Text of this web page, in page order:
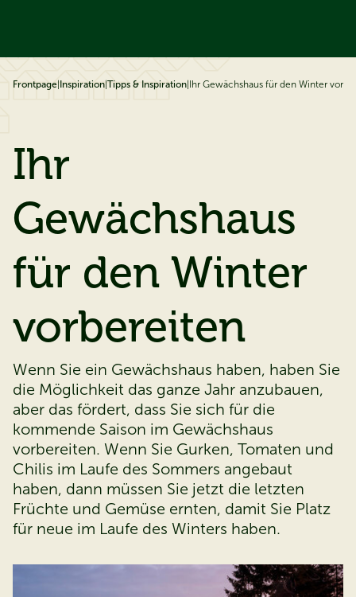
Frontpage Inspiration Tipps & Inspiration Ihr Gewächshaus für den Winter
Ihr
Gewächshaus
für den Winter
vorbereiten
Wenn Sie ein Gewächshaus haben, haben Sie
die Möglichkeit das ganze Jahr anzubauen,
aber das fördert, dass Sie sich für die
kommende Saison im Gewächshaus
vorbereiten. Wenn Sie Gurken, Tomaten und
Chilis im Laufe des Sommers angebaut
haben, dann müssen Sie jetzt die letzten
Früchte und Gemüse ernten, damit Sie Platz
für neue im Laufe des Winters haben. ​​​​​​​